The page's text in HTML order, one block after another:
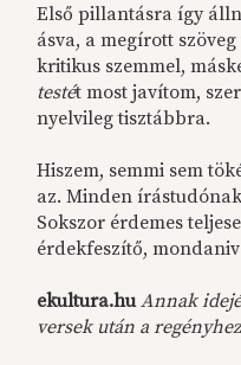
Első pillantásra így
ásva, a megírott
kritikus szemmel,
testét most javítom,
nyelvileg tisztábbra.
Hiszem, semmi sem
az. Minden
Sokszor érdemes
érdekfeszítő,
ekultura.huAnnak
versek után a